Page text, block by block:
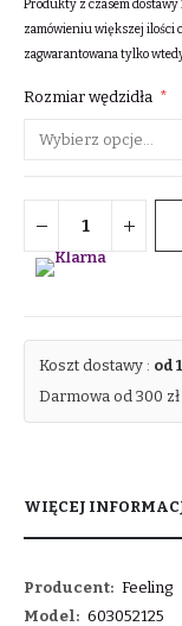
Produkty z czasem
zamówieniu większej ilości
zagwarantowana tylko
Rozmiar wędzidła
Koszt dostawy : od
Darmowa od 300 zł
WIĘCEJ
Więcej
informacji
Feeling
603052125